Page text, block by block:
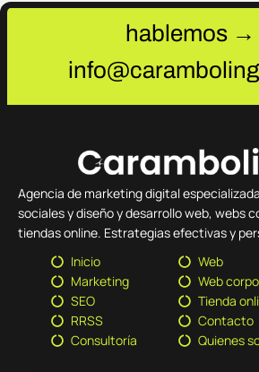
hablemos →
Agencia de marketing digital
sociales y diseño y desarrollo web, webs
tiendas online. Estrategias efectivas y
Inicio
Marketing
SEO
RRSS
Consultoría
Web
Web
Tienda
Contacto
Quienes